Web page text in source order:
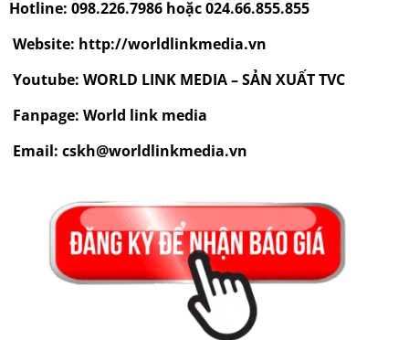
Hotline: 098.226.7986 hoặc 024.66.855.855
Website: http://worldlinkmedia.vn
Youtube: WORLD LINK MEDIA – SẢN XUẤT TVC
Fanpage: World link media
Email: cskh@worldlinkmedia.vn